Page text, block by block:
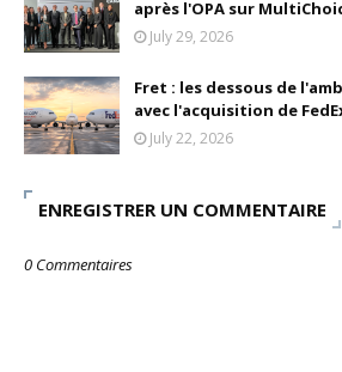
après l'OPA sur
July 29, 2026
Fret : les dessous de
avec l'acquisition de
July 22, 2026
ENREGISTRER UN COMMENTAIRE
0 Commentaires